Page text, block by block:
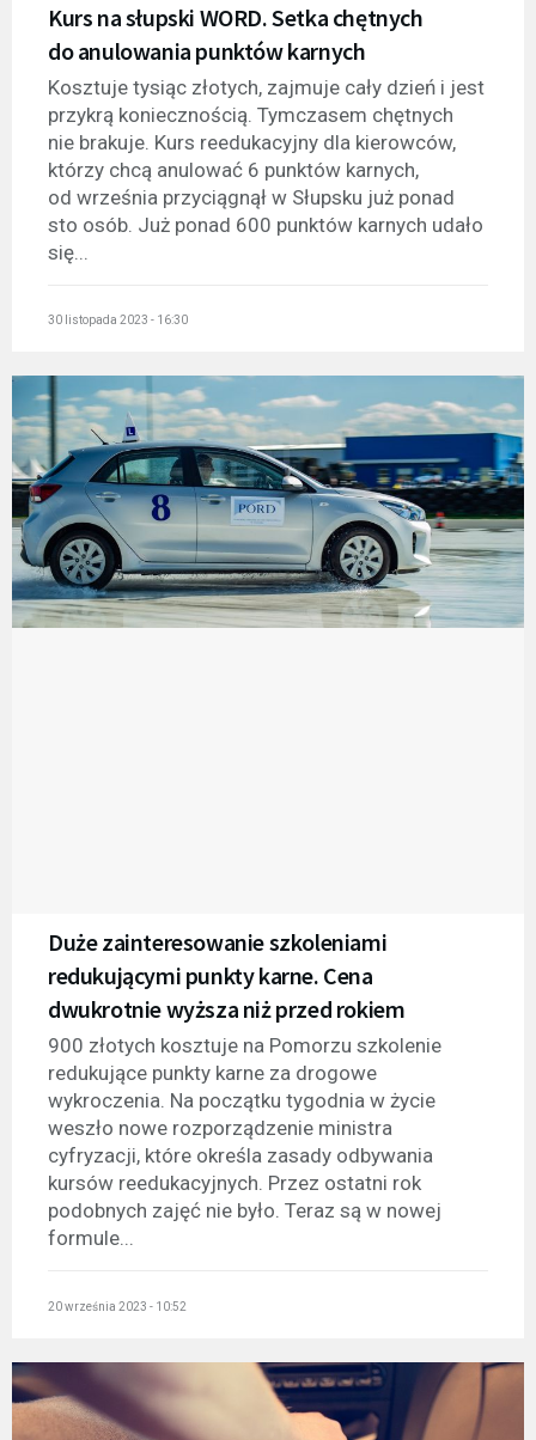
Kurs na słupski WORD. Setka chętnych
do anulowania punktów karnych
Kosztuje tysiąc złotych, zajmuje cały dzień i jest
przykrą koniecznością. Tymczasem chętnych
nie brakuje. Kurs reedukacyjny dla kierowców,
którzy chcą anulować 6 punktów karnych,
od września przyciągnął w Słupsku już ponad
sto osób. Już ponad 600 punktów karnych udało
się...
30 listopada 2023 - 16:30
Duże zainteresowanie szkoleniami
redukującymi punkty karne. Cena
dwukrotnie wyższa niż przed rokiem
900 złotych kosztuje na Pomorzu szkolenie
redukujące punkty karne za drogowe
wykroczenia. Na początku tygodnia w życie
weszło nowe rozporządzenie ministra
cyfryzacji, które określa zasady odbywania
kursów reedukacyjnych. Przez ostatni rok
podobnych zajęć nie było. Teraz są w nowej
formule...
20 września 2023 - 10:52